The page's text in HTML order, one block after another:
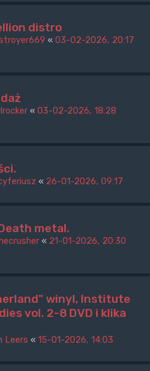
distro
« 03-02-2026, 20:17
« 03-02-2026, 18:28
« 26-01-2026, 09:17
metal.
« 21-01-2026, 20:30
winyl, Institute
vol. 2-8 DVD i klika
Leers « 15-01-2026, 14:03